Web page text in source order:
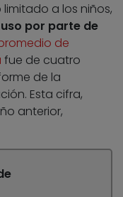
a los niños,
por parte de
de
fue de cuatro
de la
Esta cifra,
anterior,